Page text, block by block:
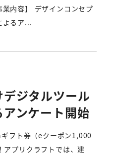
内容】 デザインコンセプ
よるア...
ジタルツール
ンケート開始
フト券（eクーポン1,000
アプリクラフトでは、建